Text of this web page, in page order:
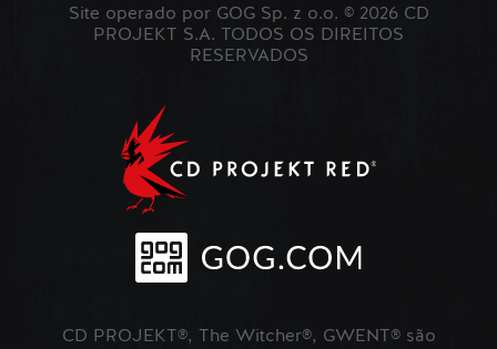
Site operado por GOG Sp. z o.o. © 2026 CD
PROJEKT S.A. TODOS OS DIREITOS
RESERVADOS
CD PROJEKT®, The Witcher®, GWENT® são